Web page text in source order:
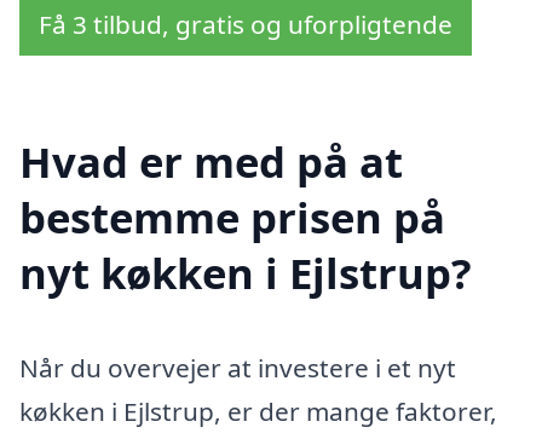
Få 3 tilbud, gratis og uforpligtende
Hvad er med på at
bestemme prisen på
nyt køkken i Ejlstrup?
Når du overvejer at investere i et nyt
køkken i Ejlstrup, er der mange faktorer,